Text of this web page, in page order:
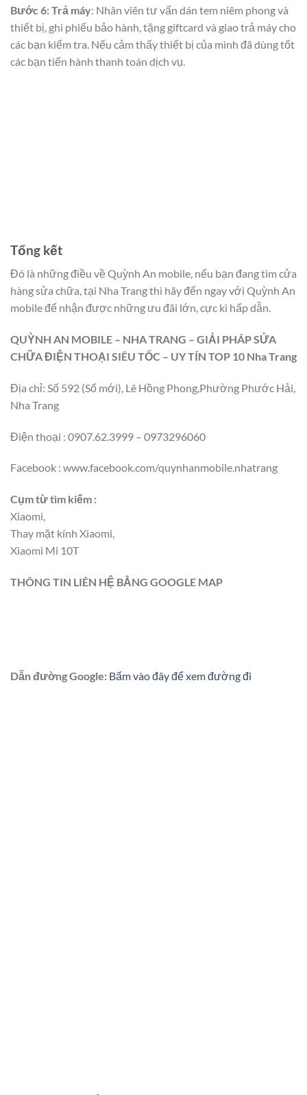
Bước 6: Trả máy: Nhân viên tư vấn dán tem niêm phong và
thiết bị, ghi phiếu bảo hành, tặng giftcard và giao trả máy cho
các bạn kiểm tra. Nếu cảm thấy thiết bị của mình đã dùng tốt
các bạn tiến hành thanh toán dịch vụ.
Tổng kết
Đó là những điều về Quỳnh An mobile, nếu bạn đang tìm cửa
hàng sửa chữa,tại Nha Trang thì hãy đến ngay với Quỳnh An
mobile để nhận được những ưu đãi lớn, cực kì hấp dẫn.
QUỲNH AN MOBILE – NHA TRANG – GIẢI PHÁP SỬA
CHỮA ĐIỆN THOẠI SIÊU TỐC – UY TÍN TOP 10 Nha Trang
Địa chỉ: Số 592 (Số mới), Lê Hồng Phong,Phường Phước Hải,
Nha Trang
Điện thoại : 0907.62.3999 – 0973296060
Facebook : www.facebook.com/quynhanmobile.nhatrang
Cụm từ tìm kiếm :
Xiaomi,
Thay mặt kính Xiaomi,
Xiaomi Mi 10T
THÔNG TIN LIÊN HỆ BẲNG GOOGLE MAP
Dẫn đường Google: Bấm vào đây để xem đường đi